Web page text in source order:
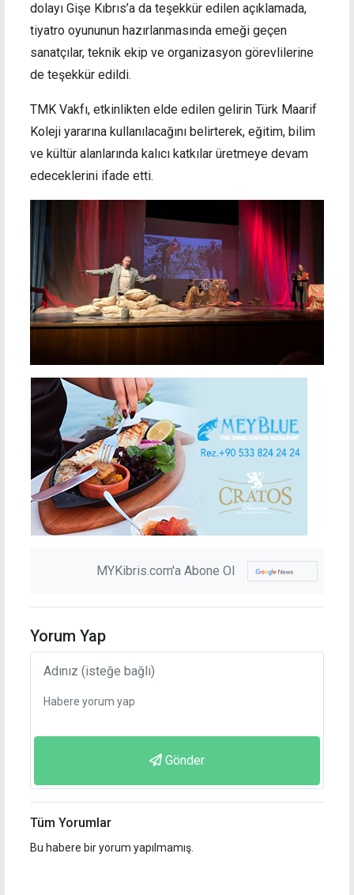
dolayı Gişe Kıbrıs’a da teşekkür edilen açıklamada,
tiyatro oyununun hazırlanmasında emeği geçen
sanatçılar, teknik ekip ve organizasyon görevlilerine
de teşekkür edildi.
TMK Vakfı, etkinlikten elde edilen gelirin Türk Maarif
Koleji yararına kullanılacağını belirterek, eğitim, bilim
ve kültür alanlarında kalıcı katkılar üretmeye devam
edeceklerini ifade etti.
MYKibris.com'a Abone Ol
Yorum Yap
Gönder
Tüm Yorumlar
Bu habere bir yorum yapılmamış.